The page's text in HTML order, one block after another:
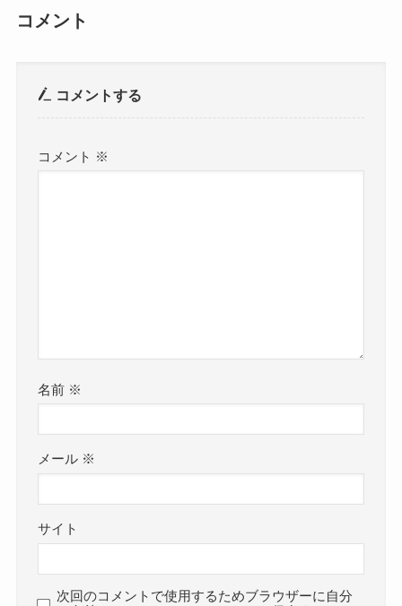
コメント
コメントする
コメント ※
名前 ※
メール ※
サイト
次回のコメントで使用するためブラウザーに自分